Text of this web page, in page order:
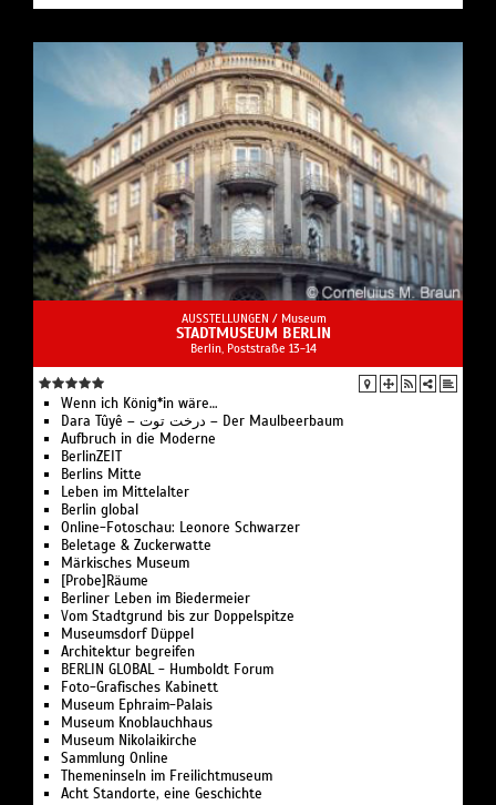
AUSSTELLUNGEN / Museum
STADTMUSEUM BERLIN
Berlin, Poststraße 13-14
Wenn ich König*in wäre…
Dara Tûyê – درخت توت – Der Maulbeerbaum
Aufbruch in die Moderne
BerlinZEIT
Berlins Mitte
Leben im Mittelalter
Berlin global
Online-Fotoschau: Leonore Schwarzer
Beletage & Zuckerwatte
Märkisches Museum
[Probe]Räume
Berliner Leben im Biedermeier
Vom Stadtgrund bis zur Doppelspitze
Museumsdorf Düppel
Architektur begreifen
BERLIN GLOBAL - Humboldt Forum
Foto-Grafisches Kabinett
Museum Ephraim-Palais
Museum Knoblauchhaus
Museum Nikolaikirche
Sammlung Online
Themeninseln im Freilichtmuseum
Acht Standorte, eine Geschichte